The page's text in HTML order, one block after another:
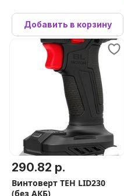
Добавить в корзину
290.82 р.
Винтоверт TEH LID230
(без АКБ)